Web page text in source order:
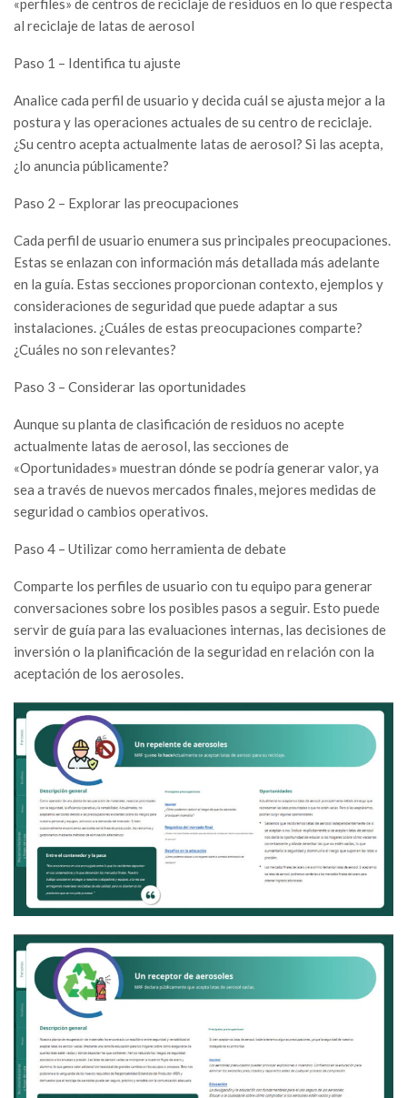
«perfiles» de centros de reciclaje de residuos en lo que respecta
al reciclaje de latas de aerosol
Paso 1 – Identifica tu ajuste
Analice cada perfil de usuario y decida cuál se ajusta mejor a la
postura y las operaciones actuales de su centro de reciclaje.
¿Su centro acepta actualmente latas de aerosol? Si las acepta,
¿lo anuncia públicamente?
Paso 2 – Explorar las preocupaciones
Cada perfil de usuario enumera sus principales preocupaciones.
Estas se enlazan con información más detallada más adelante
en la guía. Estas secciones proporcionan contexto, ejemplos y
consideraciones de seguridad que puede adaptar a sus
instalaciones. ¿Cuáles de estas preocupaciones comparte?
¿Cuáles no son relevantes?
Paso 3 – Considerar las oportunidades
Aunque su planta de clasificación de residuos no acepte
actualmente latas de aerosol, las secciones de
«Oportunidades» muestran dónde se podría generar valor, ya
sea a través de nuevos mercados finales, mejores medidas de
seguridad o cambios operativos.
Paso 4 – Utilizar como herramienta de debate
Comparte los perfiles de usuario con tu equipo para generar
conversaciones sobre los posibles pasos a seguir. Esto puede
servir de guía para las evaluaciones internas, las decisiones de
inversión o la planificación de la seguridad en relación con la
aceptación de los aerosoles.